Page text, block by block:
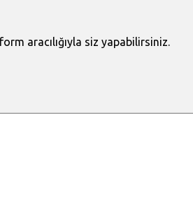
aracılığıyla siz yapabilirsiniz.